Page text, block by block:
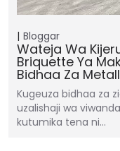
Bloggar
Wateja Wa
Briquette Ya
Bidhaa Za
Kugeuza bidhaa za
uzalishaji wa
kutumika tena ni…